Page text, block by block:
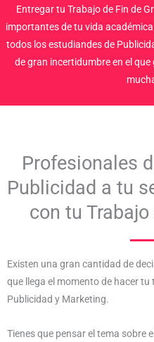
Entregar tu Trabajo de Fin de
importantes de tu vida
todos los estudiandes de
de gran incertidumbre en el
Profesionales
Publicidad a tu
con tu
Existen una gran cantidad de
que llega el momento de hacer
Publicidad y Marketing.
Tienes que pensar el tema sobre